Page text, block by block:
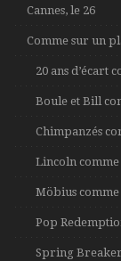
Cannes, le 26
Comme sur un
20 ans d’écart
Boule et Bill
Chimpanzés
Lincoln
Möbius
Pop
Spring